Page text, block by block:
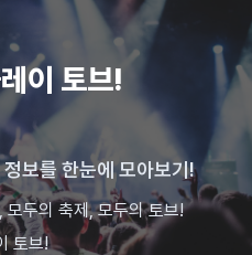
이 토브!
보를 한눈에 모아보기!
모두의 축제, 모두의 토브!
토브!